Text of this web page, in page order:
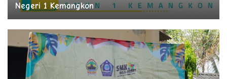
Negeri 1 Kemangkon